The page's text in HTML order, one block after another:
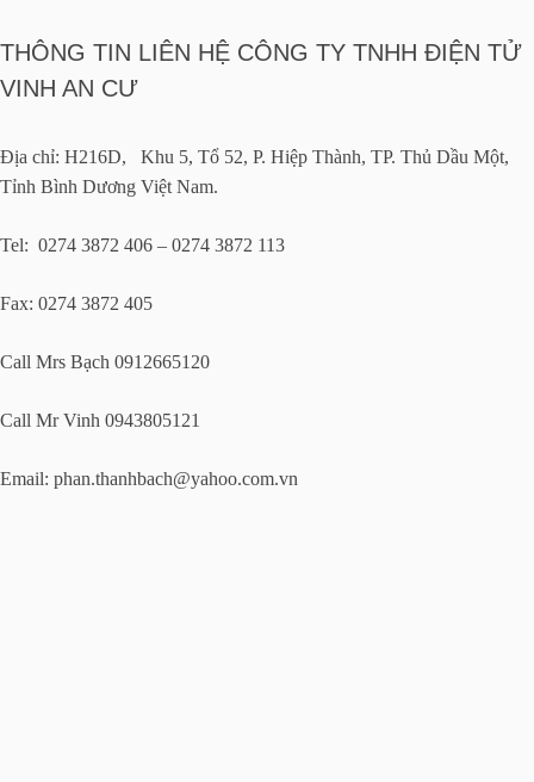
THÔNG TIN LIÊN HỆ CÔNG TY TNHH ĐIỆN TỬ
VINH AN CƯ
Địa chỉ: H216D, Khu 5, Tổ 52, P. Hiệp Thành, TP. Thủ Dầu Một,
Tỉnh Bình Dương Việt Nam.
Tel: 0274 3872 406 – 0274 3872 113
Fax: 0274 3872 405
Call Mrs Bạch 0912665120
Call Mr Vinh 0943805121
Email: phan.thanhbach@yahoo.com.vn